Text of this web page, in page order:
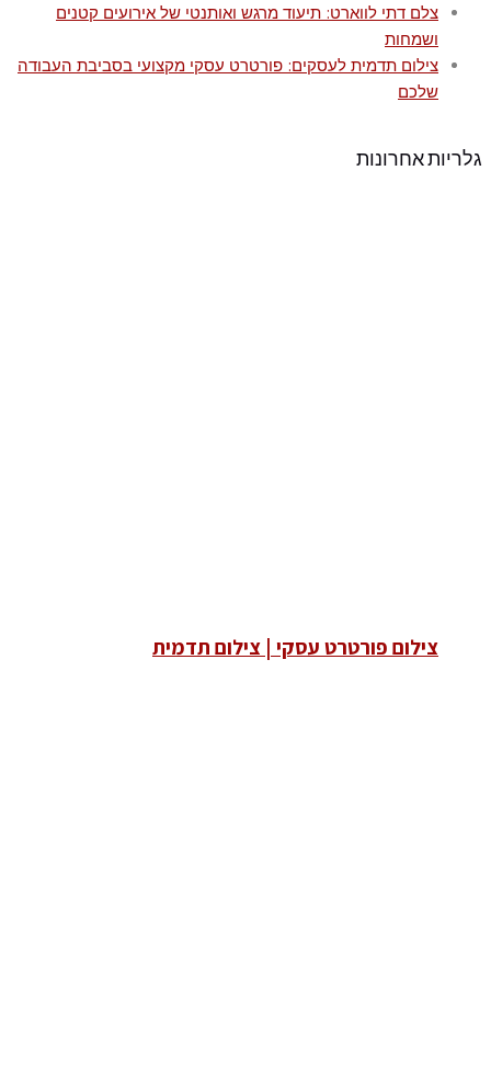
צלם דתי לווארט: תיעוד מרגש ואותנטי של אירועים קטנים
ושמחות
צילום תדמית לעסקים: פורטרט עסקי מקצועי בסביבת העבודה
שלכם
גלריות אחרונות
צילום פורטרט עסקי | צילום תדמית